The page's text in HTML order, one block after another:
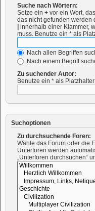
Suche nach Wörtern:
Setze ein + vor ein Wort,
das nicht gefunden werden
| innerhalb einer Klammer,
muss. Benutze ein * als
Nach allen Begriffen
Nach einem Begriff
Zu suchender Autor:
Benutze ein * als
Suchoptionen
Zu durchsuchende Foren:
Wähle das Forum oder die
Unterforen werden
„Unterforen durchsuchen“